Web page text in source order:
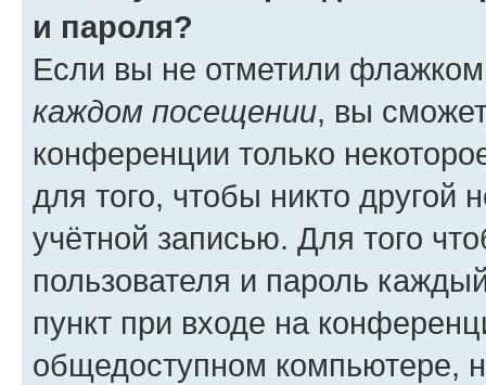
и пароля?
Если вы не отметили
каждом посещении, вы
конференции только
для того, чтобы никто другой
учётной записью. Для того
пользователя и пароль
пункт при входе на
общедоступном компьютере,